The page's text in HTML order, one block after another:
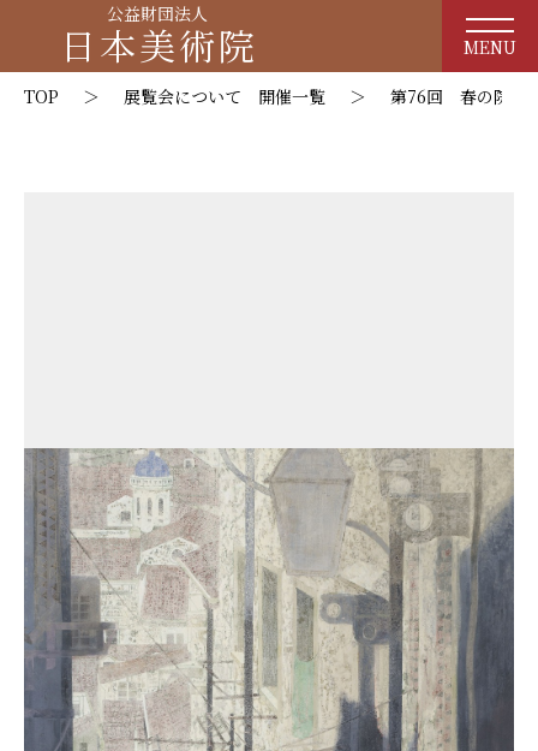
日本美術院
公益財団法人
MENU
TOP ＞ 展覧会について 開催一覧 ＞ 第76回 春の院展